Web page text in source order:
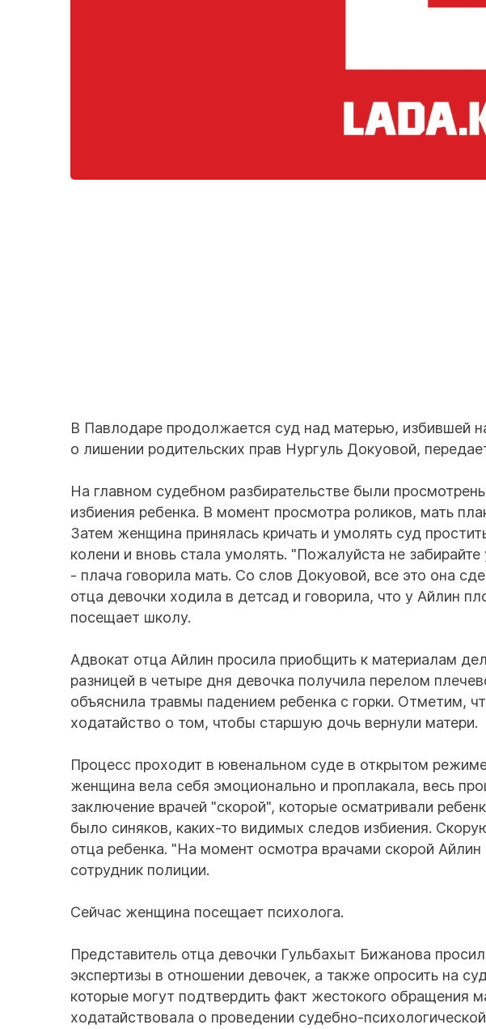
В Павлодаре продолжается суд над матерью, избившей
о лишении родительских прав Нургуль Докуовой,
На главном судебном разбирательстве были
избиения ребенка. В момент просмотра роликов, мать
Затем женщина принялась кричать и умолять суд
колени и вновь стала умолять. "Пожалуйста не
- плача говорила мать. Со слов Докуовой, все это она
отца девочки ходила в детсад и говорила, что у Айлин
посещает школу.
Адвокат отца Айлин просила приобщить к материалам
разницей в четыре дня девочка получила перелом
объяснила травмы падением ребенка с горки. Отметим,
ходатайство о том, чтобы старшую дочь вернули матери.
Процесс проходит в ювенальном суде в открытом
женщина вела себя эмоционально и проплакала, весь
заключение врачей "скорой", которые осматривали
было синяков, каких-то видимых следов избиения.
отца ребенка. "На момент осмотра врачами скорой
сотрудник полиции.
Сейчас женщина посещает психолога.
Представитель отца девочки Гульбахыт Бижанова
экспертизы в отношении девочек, а также опросить на
которые могут подтвердить факт жестокого обращения
ходатайствовала о проведении судебно-